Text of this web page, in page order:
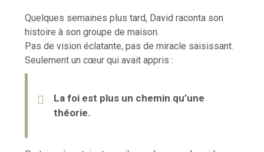
Quelques semaines plus tard, David raconta son
histoire à son groupe de maison.
Pas de vision éclatante, pas de miracle saisissant.
Seulement un cœur qui avait appris :
La foi est plus un chemin qu’une
théorie.